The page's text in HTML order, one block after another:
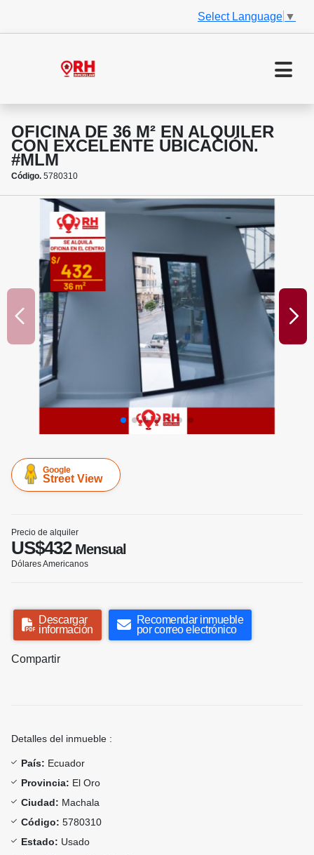
Select Language ▼
OFICINA DE 36 M² EN ALQUILER
CON EXCELENTE UBICACIÓN.
#MLM
Código. 5780310
Google
Street View
Precio de alquiler
US$432Mensual
Dólares Americanos
Descargar
información
Recomendar inmueble
por correo electrónico
Compartir
Detalles del inmueble :
País: Ecuador
Provincia: El Oro
Ciudad: Machala
Código: 5780310
Estado: Usado